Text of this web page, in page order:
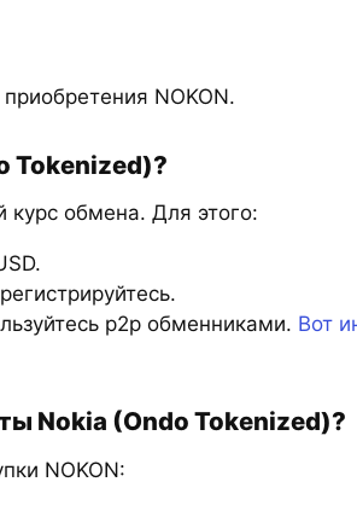
NOKON.
Tokenized)?
обмена. Для этого:
p2p обменниками. Вот
Nokia (Ondo Tokenized)?
NOKON: